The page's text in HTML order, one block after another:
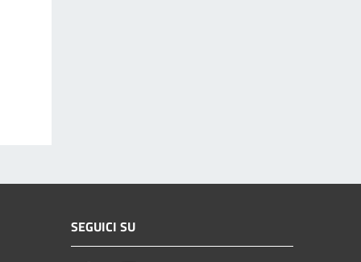
SEGUICI SU